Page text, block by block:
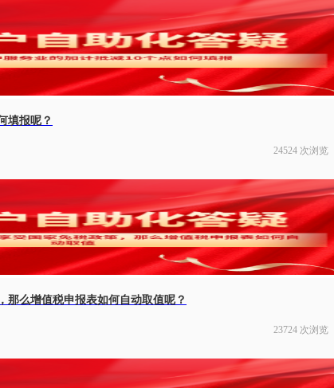
填报呢？
24524 次浏览
那么增值税申报表如何自动取值呢？
23724 次浏览